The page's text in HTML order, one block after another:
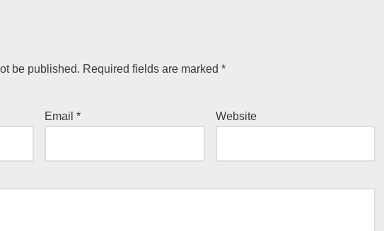
be published. Required fields are marked *
Email* Website